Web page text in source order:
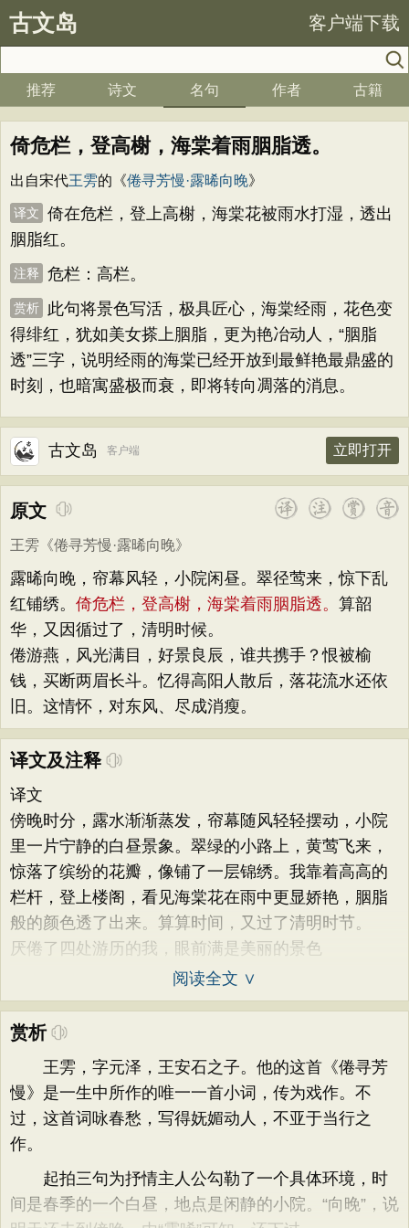
古文岛 客户端下载
推荐 诗文 名句 作者 古籍
倚危栏，登高榭，海棠着雨胭脂透。
出自宋代王雱的《倦寻芳慢·露晞向晚》
译文
倚在危栏，登上高榭，海棠花被雨水打湿，透出
胭脂红。
注释 危栏：高栏。
赏析
此句将景色写活，极具匠心，海棠经雨，花色变
得绯红，犹如美女搽上胭脂，更为艳冶动人，“胭脂
透”三字，说明经雨的海棠已经开放到最鲜艳最鼎盛的
时刻，也暗寓盛极而衰，即将转向凋落的消息。
古文岛 客户端 立即打开
原文
王雱 《倦寻芳慢·露晞向晚》
露晞向晚，帘幕风轻，小院闲昼。翠径莺来，惊下乱
红铺绣。 倚危栏，登高榭，海棠着雨胭脂透。 算韶
华，又因循过了，清明时候。
倦游燕，风光满目，好景良辰，谁共携手？恨被榆
钱，买断两眉长斗。忆得高阳人散后，落花流水还依
旧。这情怀，对东风、尽成消瘦。
译文及注释
译文
傍晚时分，露水渐渐蒸发，帘幕随风轻轻摆动，小院
里一片宁静的白昼景象。翠绿的小路上，黄莺飞来，
惊落了缤纷的花瓣，像铺了一层锦绣。我靠着高高的
栏杆，登上楼阁，看见海棠花在雨中更显娇艳，胭脂
般的颜色透了出来。算算时间，又过了清明时节。
厌倦了四处游历的我，眼前满是美丽的景色
阅读全文 ∨
赏析
王雱，字元泽，王安石之子。他的这首《倦寻芳
慢》是一生中所作的唯一一首小词，传为戏作。不
过，这首词咏春愁，写得妩媚动人，不亚于当行之
作。
起拍三句为抒情主人公勾勒了一个具体环境，时
间是春季的一个白昼，地点是闲静的小院。“向晚”，说